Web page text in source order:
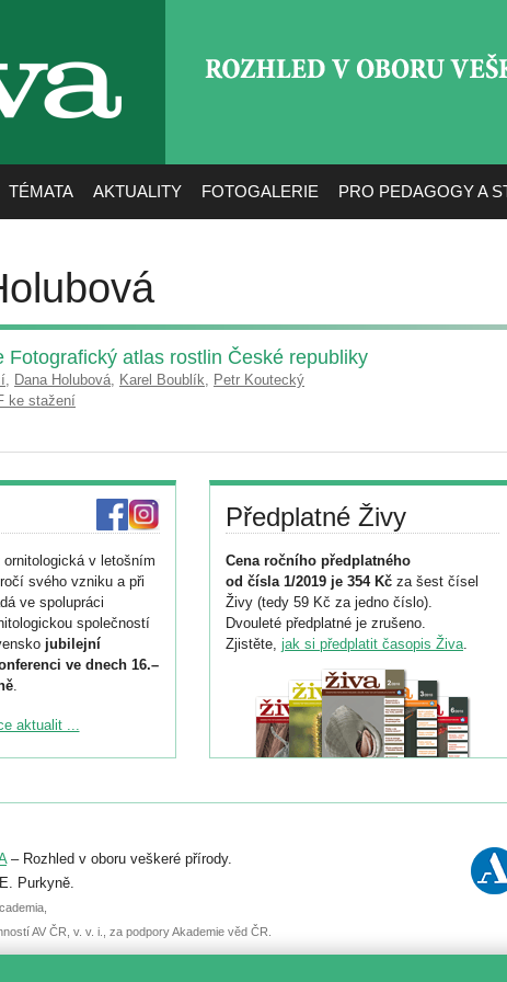
TÉMATA AKTUALITY FOTOGALERIE PRO PEDAGOGY A
Fotografický atlas rostlin České republiky
, Dana Holubová, Karel Boublík, Petr Koutecký
ke stažení
v letošním
svého vzniku a při
ve spolupráci
společností
jubilejní
ve dnech 16.–
.
ke konferenci
do 6. září.
přednášky nebo
aktualit ...
Předplatné Živy
Cena ročního předplatného
od čísla 1/2019 je 354 Kč za šest čísel
Živy (tedy 59 Kč za jedno číslo).
Dvouleté předplatné je zrušeno.
Zjistěte, jak si předplatit časopis Živa.
– Rozhled v oboru veškeré přírody.
Purkyně.
AV ČR, v. v. i., za podpory Akademie věd ČR.